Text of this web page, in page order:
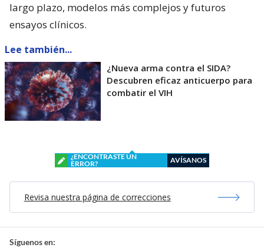
largo plazo, modelos más complejos y futuros
ensayos clínicos.
Lee también...
¿Nueva arma contra el SIDA?
Descubren eficaz anticuerpo para
combatir el VIH
¿ENCONTRASTE UN
ERROR?
AVÍSANOS
Revisa nuestra página de correcciones
Síguenos en: